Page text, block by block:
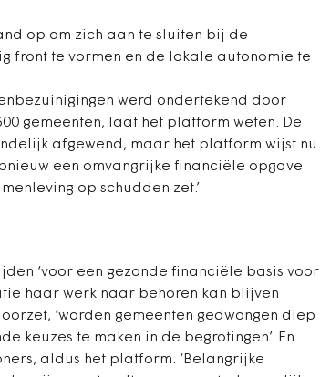
op om zich aan te sluiten bij de
front te vormen en de lokale autonomie te
werd ondertekend door
gemeenten, laat het platform weten. De
afgewend, maar het platform wijst nu
een omvangrijke financiële opgave
op schudden zet.’
‘voor een gezonde financiële basis voor
haar werk naar behoren kan blijven
‘worden gemeenten gedwongen diep
keuzes te maken in de begrotingen’. En
aldus het platform. ‘Belangrijke